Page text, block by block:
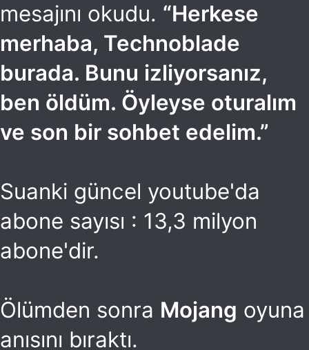
mesajını okudu. “Herkese
merhaba, Technoblade
burada. Bunu izliyorsanız,
ben öldüm. Öyleyse oturalım
ve son bir sohbet edelim.”
Suanki güncel youtube'da
abone sayısı : 13,3 milyon
abone'dir.
Ölümden sonra Mojang oyuna
anısını bıraktı.